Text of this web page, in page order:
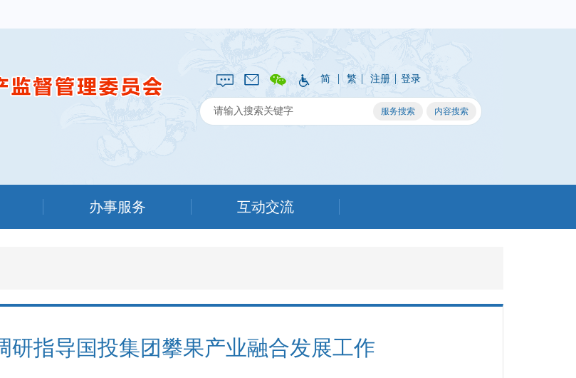
简 | 繁 | 注册 | 登录
办事服务 互动交流
研指导国投集团攀果产业融合发展工作